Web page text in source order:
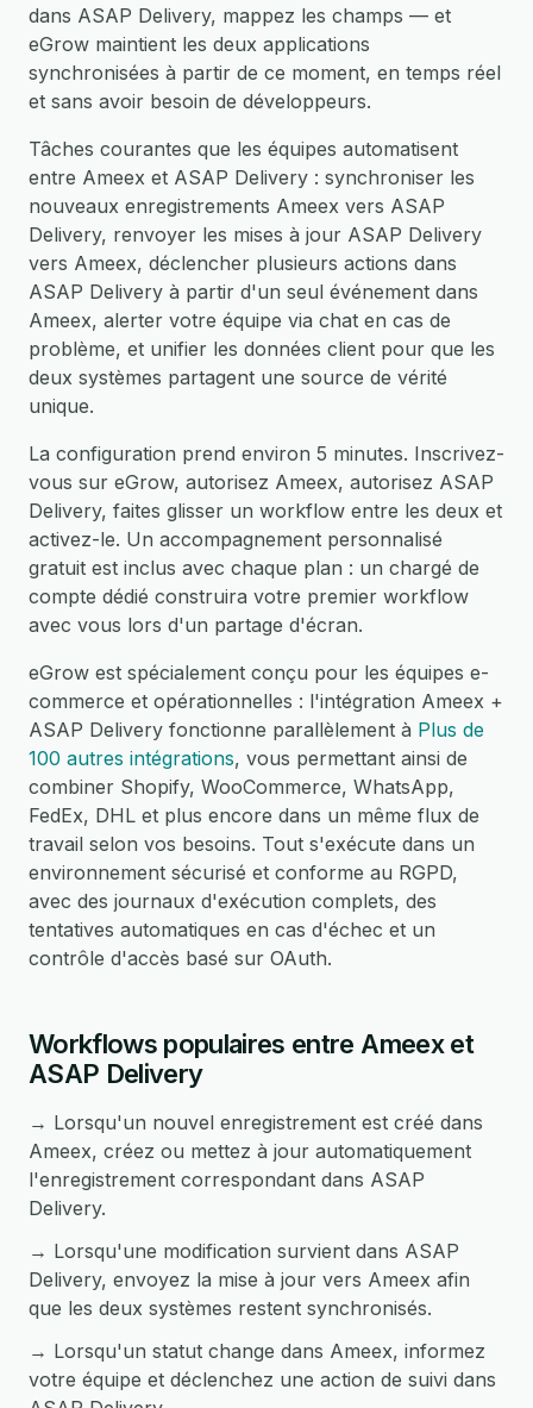
dans ASAP Delivery, mappez les champs — et
eGrow maintient les deux applications
synchronisées à partir de ce moment, en temps réel
et sans avoir besoin de développeurs.
Tâches courantes que les équipes automatisent
entre Ameex et ASAP Delivery : synchroniser les
nouveaux enregistrements Ameex vers ASAP
Delivery, renvoyer les mises à jour ASAP Delivery
vers Ameex, déclencher plusieurs actions dans
ASAP Delivery à partir d'un seul événement dans
Ameex, alerter votre équipe via chat en cas de
problème, et unifier les données client pour que les
deux systèmes partagent une source de vérité
unique.
La configuration prend environ 5 minutes. Inscrivez-
vous sur eGrow, autorisez Ameex, autorisez ASAP
Delivery, faites glisser un workflow entre les deux et
activez-le. Un accompagnement personnalisé
gratuit est inclus avec chaque plan : un chargé de
compte dédié construira votre premier workflow
avec vous lors d'un partage d'écran.
eGrow est spécialement conçu pour les équipes e-
commerce et opérationnelles : l'intégration Ameex +
ASAP Delivery fonctionne parallèlement à Plus de
100 autres intégrations, vous permettant ainsi de
combiner Shopify, WooCommerce, WhatsApp,
FedEx, DHL et plus encore dans un même flux de
travail selon vos besoins. Tout s'exécute dans un
environnement sécurisé et conforme au RGPD,
avec des journaux d'exécution complets, des
tentatives automatiques en cas d'échec et un
contrôle d'accès basé sur OAuth.
Workflows populaires entre Ameex et
ASAP Delivery
→ Lorsqu'un nouvel enregistrement est créé dans
Ameex, créez ou mettez à jour automatiquement
l'enregistrement correspondant dans ASAP
Delivery.
→ Lorsqu'une modification survient dans ASAP
Delivery, envoyez la mise à jour vers Ameex afin
que les deux systèmes restent synchronisés.
→ Lorsqu'un statut change dans Ameex, informez
votre équipe et déclenchez une action de suivi dans